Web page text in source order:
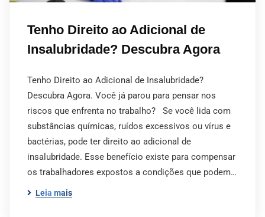
Tenho Direito ao Adicional de
Insalubridade? Descubra Agora
Tenho Direito ao Adicional de Insalubridade?
Descubra Agora. Você já parou para pensar nos
riscos que enfrenta no trabalho? Se você lida com
substâncias químicas, ruídos excessivos ou vírus e
bactérias, pode ter direito ao adicional de
insalubridade. Esse benefício existe para compensar
os trabalhadores expostos a condições que podem…
Leia mais